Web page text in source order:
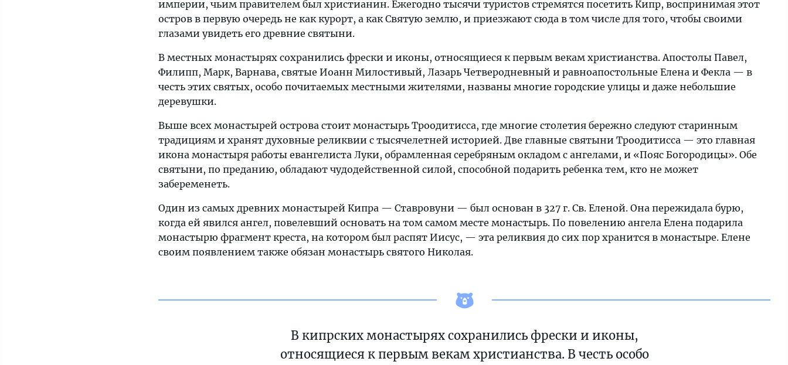
империи, чьим правителем был христианин. Ежегодно тысячи туристов стремятся посетить Кипр, воспринимая этот
остров в первую очередь не как курорт, а как Святую землю, и приезжают сюда в том числе для того, чтобы своими
глазами увидеть его древние святыни.
В местных монастырях сохранились фрески и иконы, относящиеся к первым векам христианства. Апостолы Павел,
Филипп, Марк, Варнава, святые Иоанн Милостивый, Лазарь Четверодневный и равноапостольные Елена и Фекла — в
честь этих святых, особо почитаемых местными жителями, названы многие городские улицы и даже небольшие
деревушки.
Выше всех монастырей острова стоит монастырь Троодитисса, где многие столетия бережно следуют старинным
традициям и хранят духовные реликвии с тысячелетней историей. Две главные святыни Троодитисса — это главная
икона монастыря работы евангелиста Луки, обрамленная серебряным окладом с ангелами, и «Пояс Богородицы». Обе
святыни, по преданию, обладают чудодейственной силой, способной подарить ребенка тем, кто не может
забеременеть.
Один из самых древних монастырей Кипра — Ставровуни — был основан в 327 г. Св. Еленой. Она пережидала бурю,
когда ей явился ангел, повелевший основать на том самом месте монастырь. По повелению ангела Елена подарила
монастырю фрагмент креста, на котором был распят Иисус, — эта реликвия до сих пор хранится в монастыре. Елене
своим появлением также обязан монастырь святого Николая.
В кипрских монастырях сохранились фрески и иконы,
относящиеся к первым векам христианства. В честь особо